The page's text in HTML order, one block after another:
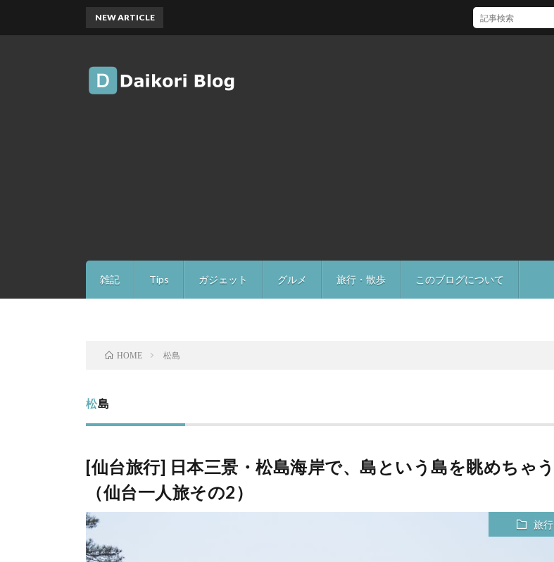
雑記 Tips ガジェット グルメ 旅行・散歩 このブログについて
NEW ARTICLE [Mac]Mac mini M1 がいい感じ
HOME 松島
松島
[仙台旅行] 日本三景・松島海岸で、島という島を眺めちゃう
（仙台一人旅その2）
旅行